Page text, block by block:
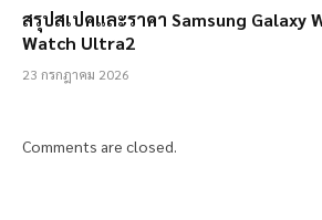
สรุปสเปคและราคา Samsung Galaxy
Watch Ultra2
23 กรกฎาคม 2026
Comments are closed.